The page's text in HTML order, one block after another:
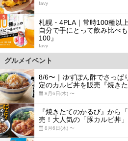
favy
5
札幌・4PLA｜常時100種以
自分で手にとって飲み比べ
100』
favy
グルメイベント
8/6〜｜ゆずぽん酢でさっぱ
定のカルビ丼を販売『焼きた
8月6日(木) 〜
『焼きたてのかるび』から
売！大人気の「豚カルビ丼
8月6日(木) 〜